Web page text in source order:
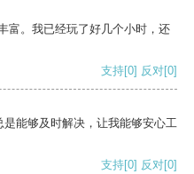
富。我已经玩了好几个小时，还
支持[0] 反对[0]
能够及时解决，让我能够安心工
支持[0] 反对[0]